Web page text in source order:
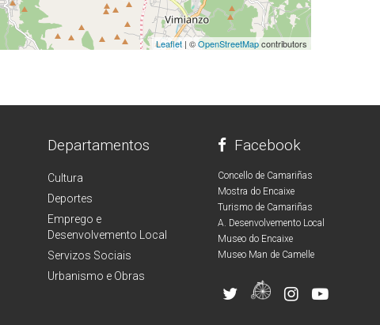
Leaflet | ©OpenStreetMapcontributors
Departamentos
Cultura
Deportes
Emprego e
Desenvolvemento Local
Servizos Sociais
Urbanismo e Obras
Facebook
Concello de Camariñas
Mostra do Encaixe
Turismo de Camariñas
A. Desenvolvemento Local
Museo do Encaixe
Museo Man de Camelle